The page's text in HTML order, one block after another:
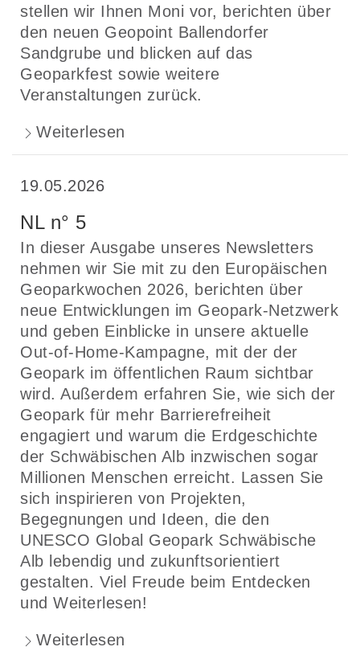
stellen wir Ihnen Moni vor, berichten über
den neuen Geopoint Ballendorfer
Sandgrube und blicken auf das
Geoparkfest sowie weitere
Veranstaltungen zurück.
Weiterlesen
19.05.2026
NL n° 5
In dieser Ausgabe unseres Newsletters
nehmen wir Sie mit zu den Europäischen
Geoparkwochen 2026, berichten über
neue Entwicklungen im Geopark-Netzwerk
und geben Einblicke in unsere aktuelle
Out-of-Home-Kampagne, mit der der
Geopark im öffentlichen Raum sichtbar
wird. Außerdem erfahren Sie, wie sich der
Geopark für mehr Barrierefreiheit
engagiert und warum die Erdgeschichte
der Schwäbischen Alb inzwischen sogar
Millionen Menschen erreicht. Lassen Sie
sich inspirieren von Projekten,
Begegnungen und Ideen, die den
UNESCO Global Geopark Schwäbische
Alb lebendig und zukunftsorientiert
gestalten. Viel Freude beim Entdecken
und Weiterlesen!
Weiterlesen